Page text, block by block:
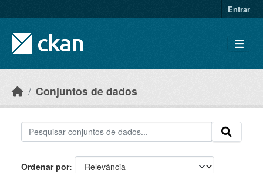
Entrar
Conjuntos de dados
Ordenar por